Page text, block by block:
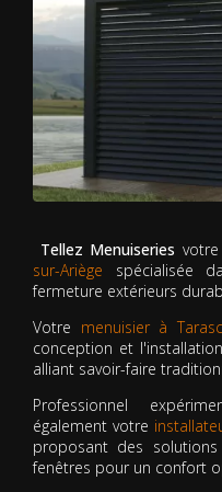
Tellez Menuiseries votre
sur-Ariège spécialisée
fermeture extérieurs
Votre menuisier à
conception et
alliant savoir-faire
Professionnel
également votre
proposant des
fenêtres pour un confort